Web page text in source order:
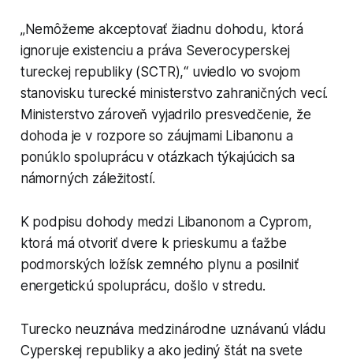
„Nemôžeme akceptovať žiadnu dohodu, ktorá
ignoruje existenciu a práva Severocyperskej
tureckej republiky (SCTR),“ uviedlo vo svojom
stanovisku turecké ministerstvo zahraničných vecí.
Ministerstvo zároveň vyjadrilo presvedčenie, že
dohoda je v rozpore so záujmami Libanonu a
ponúklo spoluprácu v otázkach týkajúcich sa
námorných záležitostí.
K podpisu dohody medzi Libanonom a Cyprom,
ktorá má otvoriť dvere k prieskumu a ťažbe
podmorských ložísk zemného plynu a posilniť
energetickú spoluprácu, došlo v stredu.
Turecko neuznáva medzinárodne uznávanú vládu
Cyperskej republiky a ako jediný štát na svete